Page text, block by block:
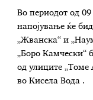
Во периодот од 09
напојување ќе
„Жванска“ и
„Боро Камчески“
од улиците „Томе
во Кисела Вода .